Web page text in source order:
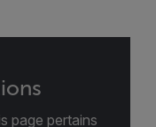
page pertains